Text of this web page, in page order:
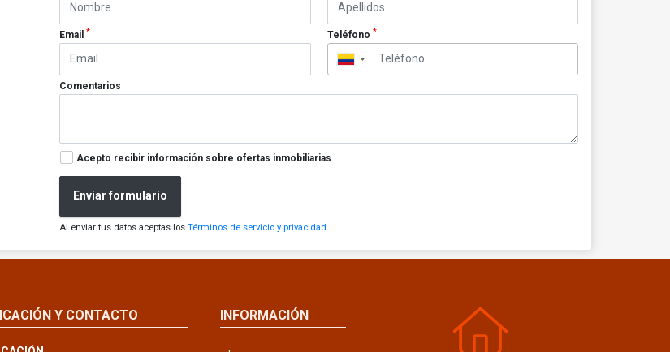
Email* Teléfono *
▼
Comentarios
Acepto recibir información sobre ofertas inmobiliarias
Enviar formulario
Al enviar tus datos aceptas losTérminos de servicio y privacidad
Y CONTACTO INFORMACIÓN